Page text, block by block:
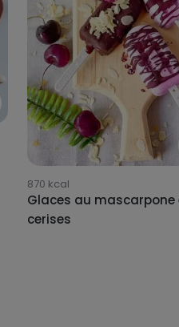
870 kcal
Glaces au mascarpone
cerises